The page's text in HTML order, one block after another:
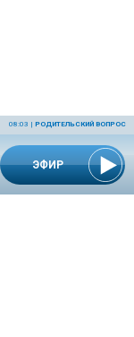
ЭФИР
08:03 | РОДИТЕЛЬСКИЙ ВОПРОС